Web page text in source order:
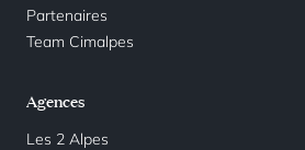
Partenaires
Team Cimalpes
Agences
Les 2 Alpes